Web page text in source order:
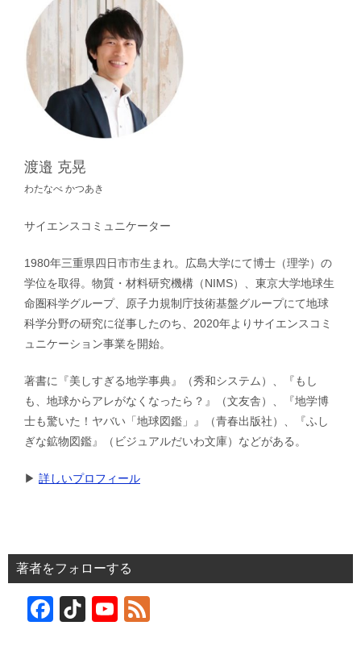
渡邉 克晃
わたなべ かつあき
サイエンスコミュニケーター
1980年三重県四日市市生まれ。広島大学にて博士（理学）の
学位を取得。物質・材料研究機構（NIMS）、東京大学地球生
命圏科学グループ、原子力規制庁技術基盤グループにて地球
科学分野の研究に従事したのち、2020年よりサイエンスコミ
ュニケーション事業を開始。
著書に『美しすぎる地学事典』（秀和システム）、『もし
も、地球からアレがなくなったら？』（文友舎）、『地学博
士も驚いた！ヤバい「地球図鑑」』（青春出版社）、『ふし
ぎな鉱物図鑑』（ビジュアルだいわ文庫）などがある。
▶︎ 詳しいプロフィール
著者をフォローする
F
Ti
Y